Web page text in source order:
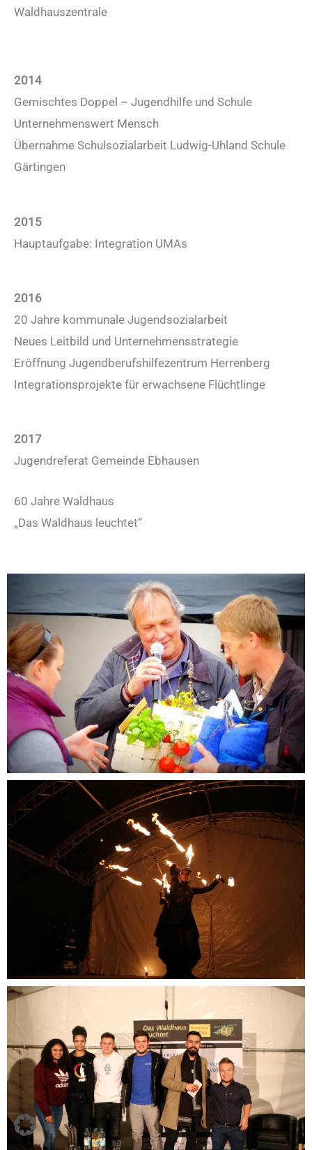
Waldhauszentrale
2014
Gemischtes Doppel – Jugendhilfe und Schule
Unternehmenswert Mensch
Übernahme Schulsozialarbeit Ludwig-Uhland Schule
Gärtingen
2015
Hauptaufgabe: Integration UMAs
2016
20 Jahre kommunale Jugendsozialarbeit
Neues Leitbild und Unternehmensstrategie
Eröffnung Jugendberufshilfezentrum Herrenberg
Integrationsprojekte für erwachsene Flüchtlinge
2017
Jugendreferat Gemeinde Ebhausen
60 Jahre Waldhaus
„Das Waldhaus leuchtet“